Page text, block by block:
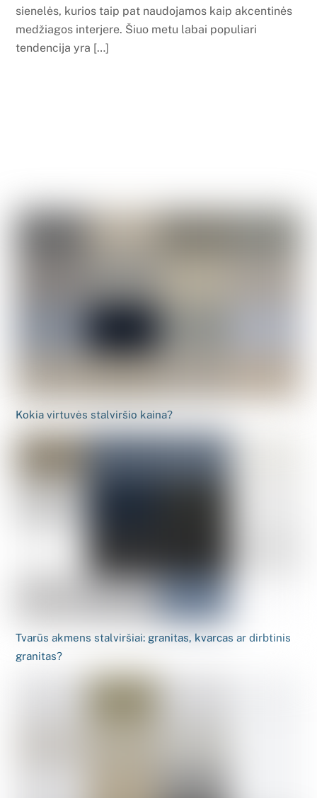
sienelės, kurios taip pat naudojamos kaip akcentinės
medžiagos interjere. Šiuo metu labai populiari
tendencija yra […]
Kokia virtuvės stalviršio kaina?
Tvarūs akmens stalviršiai: granitas, kvarcas ar dirbtinis
granitas?